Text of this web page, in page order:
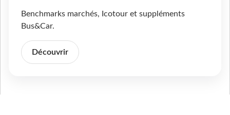
Benchmarks marchés, Icotour et suppléments
Bus&Car.
Découvrir